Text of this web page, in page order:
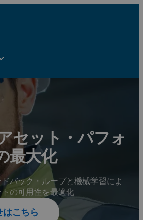
セット・パフォ
最大化
バック・ループと機械学習によ
の可用性を最適化
はこちら